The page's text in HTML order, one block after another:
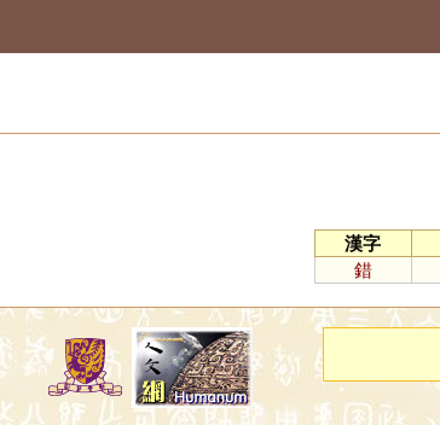
漢字
錯